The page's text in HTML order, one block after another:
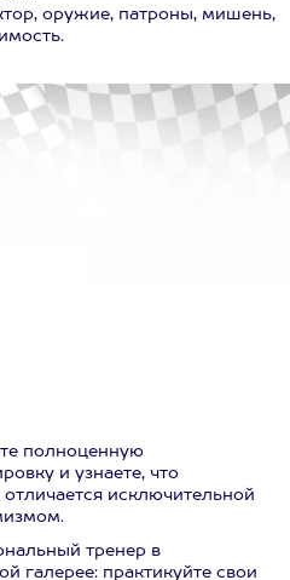
оружие, патроны, мишень,
полноценную
и узнаете, что
отличается исключительной
тренер в
галерее: практикуйте свои